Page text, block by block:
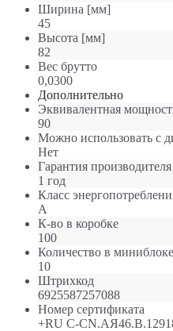
Ширина [мм]
45
Высота [мм]
82
Вес брутто
0,0300
Дополнительно
Эквивалентная
90
Можно использовать с
Нет
Гарантия производителя
1 год
Класс
A
К-во в коробке
100
Количество в миниблоке
10
Штрихкод
6925587257088
Номер сертификата
+RU C-